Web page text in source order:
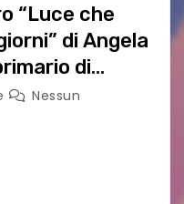
“Luce che
di Angela
di
Nessun